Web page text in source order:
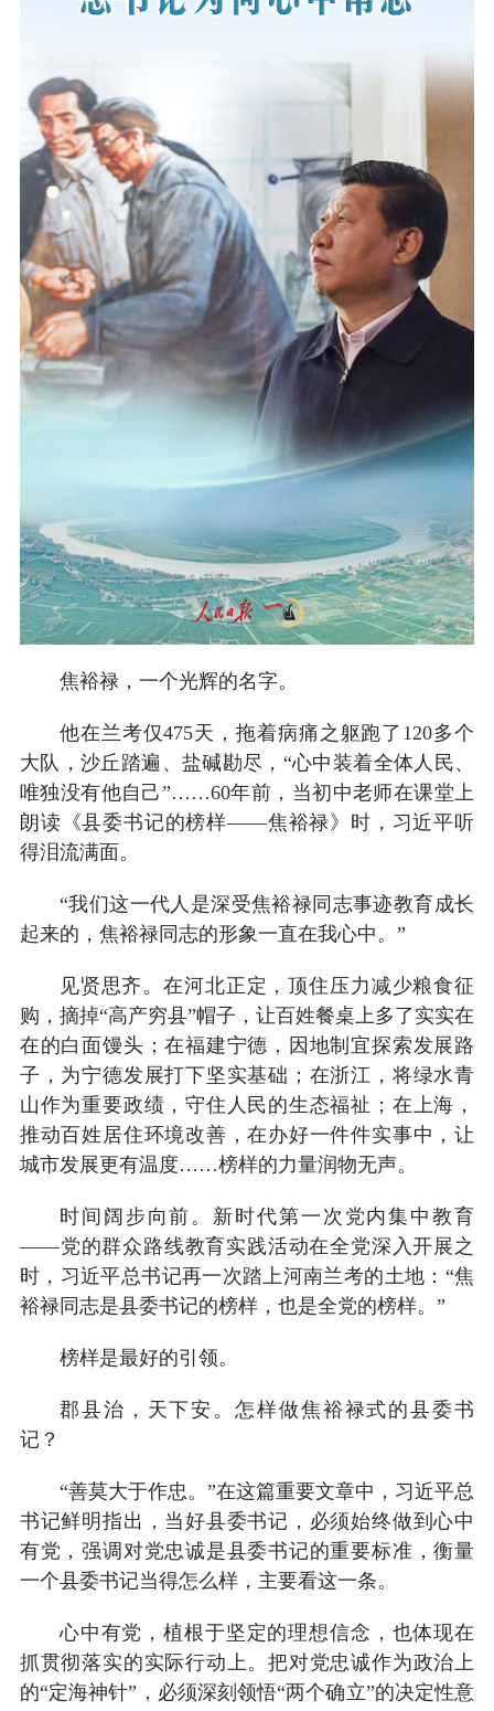
焦裕禄，一个光辉的名字。
他在兰考仅475天，拖着病痛之躯跑了120多个
大队，沙丘踏遍、盐碱勘尽，“心中装着全体人民、
唯独没有他自己”……60年前，当初中老师在课堂上
朗读《县委书记的榜样——焦裕禄》时，习近平听
得泪流满面。
“我们这一代人是深受焦裕禄同志事迹教育成长
起来的，焦裕禄同志的形象一直在我心中。”
见贤思齐。在河北正定，顶住压力减少粮食征
购，摘掉“高产穷县”帽子，让百姓餐桌上多了实实在
在的白面馒头；在福建宁德，因地制宜探索发展路
子，为宁德发展打下坚实基础；在浙江，将绿水青
山作为重要政绩，守住人民的生态福祉；在上海，
推动百姓居住环境改善，在办好一件件实事中，让
城市发展更有温度……榜样的力量润物无声。
时间阔步向前。新时代第一次党内集中教育
——党的群众路线教育实践活动在全党深入开展之
时，习近平总书记再一次踏上河南兰考的土地：“焦
裕禄同志是县委书记的榜样，也是全党的榜样。”
榜样是最好的引领。
郡县治，天下安。怎样做焦裕禄式的县委书
记？
“善莫大于作忠。”在这篇重要文章中，习近平总
书记鲜明指出，当好县委书记，必须始终做到心中
有党，强调对党忠诚是县委书记的重要标准，衡量
一个县委书记当得怎么样，主要看这一条。
心中有党，植根于坚定的理想信念，也体现在
抓贯彻落实的实际行动上。把对党忠诚作为政治上
的“定海神针”，必须深刻领悟“两个确立”的决定性意